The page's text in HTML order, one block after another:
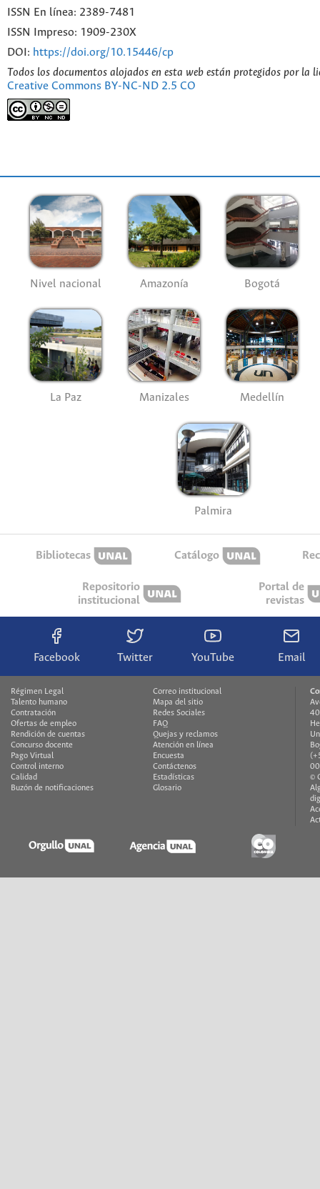
ISSN En línea: 2389-7481
ISSN Impreso: 1909-230X
DOI: https://doi.org/10.15446/cp
Todos los documentos alojados en esta web están protegidos por la
Creative Commons BY-NC-ND 2.5 CO
Nivel nacional Amazonía Bogotá
La Paz Manizales Medellín
Palmira
Bibliotecas Catálogo
Repositorio
institucional
Portal de
revistas
Facebook Twitter YouTube Email
Régimen Legal
Talento humano
Contratación
Ofertas de empleo
Rendición de cuentas
Concurso docente
Pago Virtual
Control interno
Calidad
Buzón de notificaciones
Correo institucional
Mapa del sitio
Redes Sociales
FAQ
Quejas y reclamos
Atención en línea
Encuesta
Contáctenos
Estadísticas
Glosario
©